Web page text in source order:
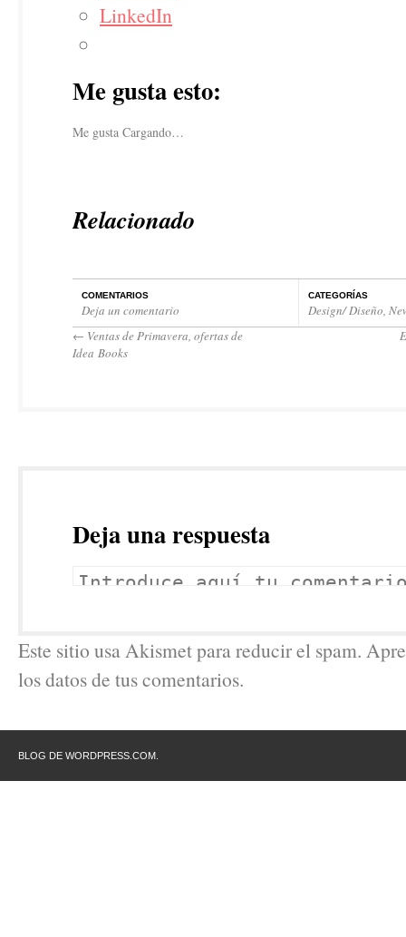
LinkedIn
Me gusta esto:
Me gusta Cargando…
Relacionado
COMENTARIOS
Deja un comentario
CATEGORÍAS
Design/ Diseño,
← Ventas de Primavera, ofertas de
Idea Books
Deja una respuesta
Este sitio usa Akismet para reducir el spam.
los datos de tus comentarios.
BLOG DE WORDPRESS.COM.